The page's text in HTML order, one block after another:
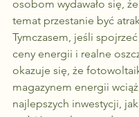
osobom wydawało się,
temat przestanie być
Tymczasem, jeśli
ceny energii i realne
okazuje się, że
magazynem energii
najlepszych inwestycji,